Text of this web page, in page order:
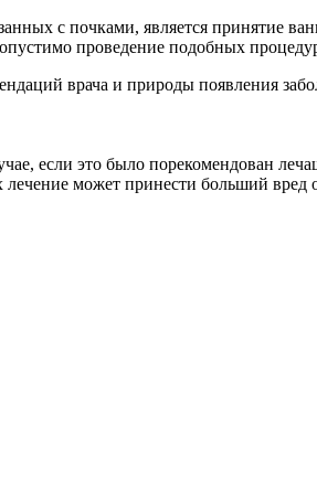
с почками, является принятие
проведение подобных
врача и природы появления
если это было порекомендован
может принести больший вред